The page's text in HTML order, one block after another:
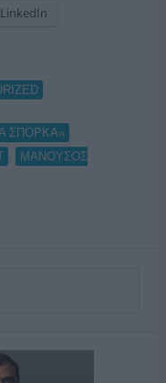
LinkedIn
ΣΠΟΡΚΑ»
ΜΑΝΟΥΣΟΣ